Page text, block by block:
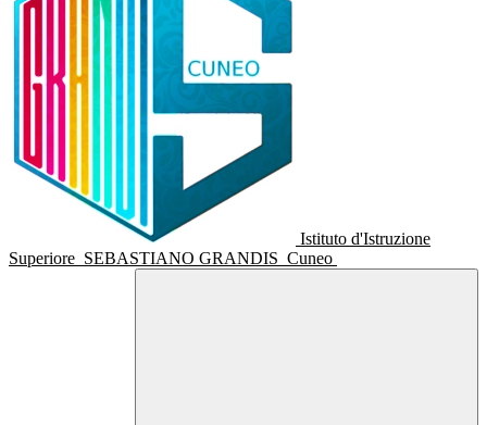
Istituto d'Istruzione
Superiore SEBASTIANO GRANDIS Cuneo